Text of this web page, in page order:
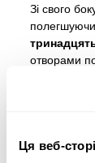
Ця веб-
Зі свого
отворами
гравцям